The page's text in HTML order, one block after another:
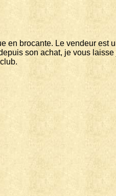
en brocante. Le vendeur est
son achat, je vous